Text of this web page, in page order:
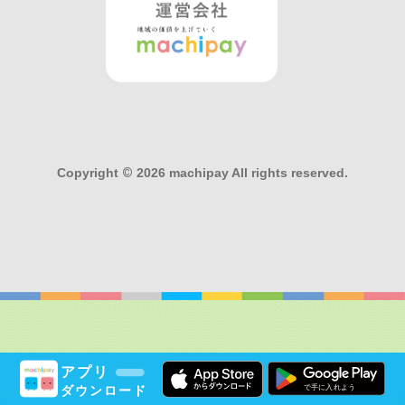
アプリ
ダウンロード
Copyright © 2026 machipay All rights reserved.